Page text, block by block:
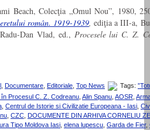
Beach, Colecţia „Omul Nou”, 1980,
român. 1919-1939, ediţia a III-a,
Dan Vlad, ed., Procesele lui C. Z.
Documentare Editoriale Top News Tags:
Procesul C. Z. Codreanu Alin Spanu AOSR
Centrul de Istorie si Civilizatie Europeana - Iasi
CZC DOCUMENTE DIN ARHIVA CORNELIU
Tipo Moldova Iasi elena lupescu Garda de Fier,